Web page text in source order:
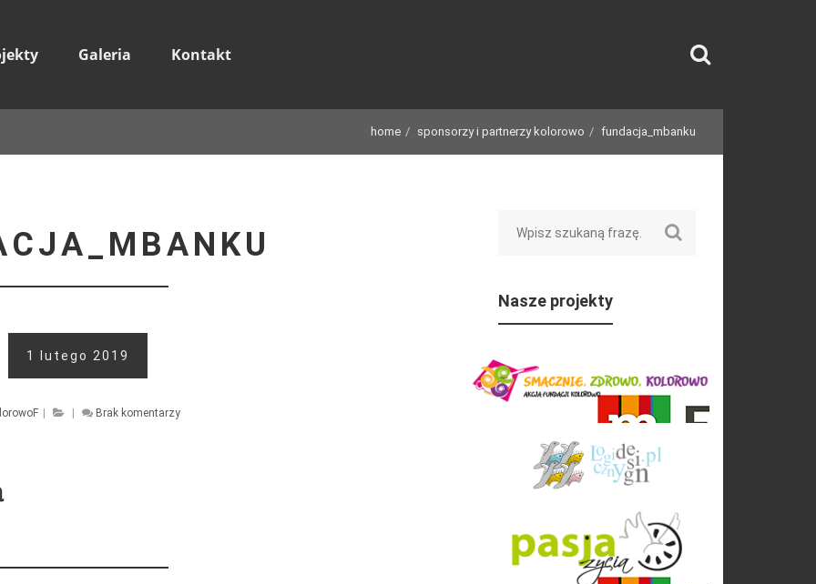
Galeria Kontakt
home sponsorzy i partnerzy kolorowo fundacja_mbanku
1 lutego 2019
Brak komentarzy
Nasze projekty